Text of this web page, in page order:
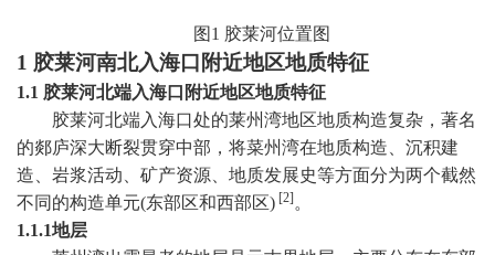
图 1 胶莱河位置图
1 胶莱河南北入海口附近地区地质特征
1.1 胶莱河北端入海口附近地区地质特征
胶莱河北端入海口处的莱州湾地区地质构造复杂，著名
的郯庐深大断裂贯穿中部，将菜州湾在地质构造、沉积建
造、岩浆活动、矿产资源、地质发展史等方面分为两个截然
不同的构造单元(东部区和西部区) [2] 。
1.1.1地层